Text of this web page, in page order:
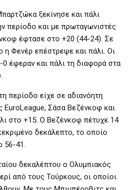
ξεκίνησε και πάλι
περίοδο και με πρωταγωνιστές
έφτασε στο +20 (44-24). Σε
Φενέρ επέστρεψε και πάλι. Οι
0 έφεραν και πάλι τη διαφορά στα
περίοδο είχε σε αδιανόητη
EuroLeague, Σάσα Βεζένκοφ και
στο +15. Ο Βεζένκοφ πέτυχε 14
δεκάλεπτο, το οποίο
56-41.
δεκαλέπτου ο Ολυμπιακός
από τους Τούρκους, οι οποίοι